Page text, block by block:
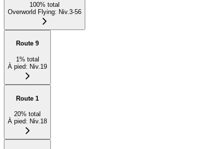
100% total
Overworld Flying: Niv.3-56
Route 9
1% total
À pied: Niv.19
Route 1
20% total
À pied: Niv.18